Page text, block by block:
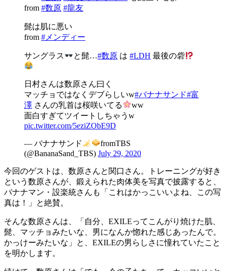
from #数原 #龍友
髭は肌に悪い
from #メンディー
サングラス と髭…#数原 は#LDH 最後の砦
日村さんは数原さん曰く
マッチョではなくデブらしいw#バナナサンド#富
澤 さんの乳首は桜咲いてる
ww
面白すぎてツイートしちゃうw
pic.twitter.com/5eziZObE9D
— バナナサンド
fromTBS
(@BananaSand_TBS) July 29, 2020
今回のゲストは、数原さんと関口さん。トレーニングが好き
という数原さんが、鍛えられた肉体美を写真で披露すると、
バナナマン・設楽統さんも「これはかっこいいよね、この写
真は！」と絶賛。
そんな数原さんは、「自分、EXILEってこんがり焼けた肌、
髭、マッチョみたいな、男になんか惚れた感じあったんで。
かっけーみたいな」と、EXILEの男らしさに憧れていたこと
を明かします。